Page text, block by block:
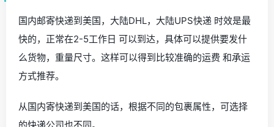
国内邮寄快递到美国，大陆DHL，大陆UPS快递 时效是最
快的，正常在2-5工作日 可以到达，具体可以提供要发什
么货物，重量尺寸。这样可以得到比较准确的运费 和承运
方式推荐。
从国内寄快递到美国的话，根据不同的包裹属性，可选择
的快递公司也不同。